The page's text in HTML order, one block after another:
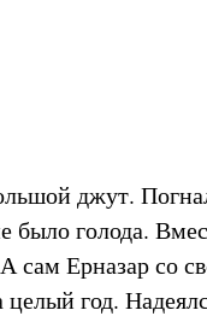
джут.
было голода.
сам Ерназар со
год.